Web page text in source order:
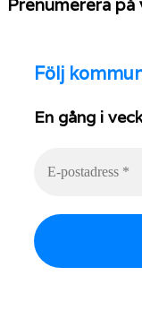
Prenumerera
Följ
En gång i